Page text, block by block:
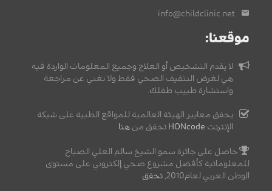
info@childclinic.net
موقعنا:
لا يقدم التشخيص أو العلاج وجميع المعلومات الواردة فيه
هي لغرض التثقيف الصحي فقط ولا تغني عن مراجعة
واستشارة طبيب طفلك.
يحقق معايير الهيئة العالمية للمواقع الطبية على شبكة
الإنترنت HONcode تحقق من هنا
حاصل على جائزة سمو الشيخ سالم العلي الصباح
للمعلوماتية كأفضل مشروع صحي إلكتروني على مستوى
الوطن العربي لعام2010,
تحقق.